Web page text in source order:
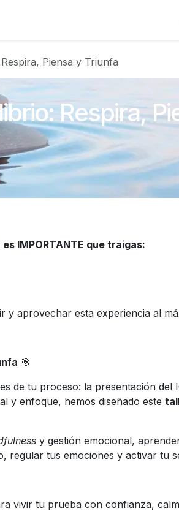
Piensa y Triunfa
Respira,
IMPORTANTE que traigas:
y aprovechar esta experiencia al
🎯
de tu proceso: la presentación del
y enfoque, hemos diseñado este
y gestión emocional,
regular tus emociones y activar tu
vivir tu prueba con confianza,